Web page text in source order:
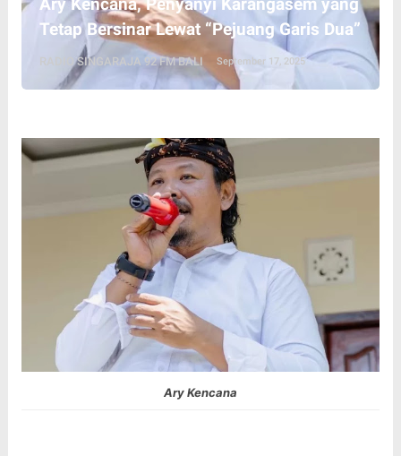
Tetap Bersinar Lewat “Pejuang Garis Dua”
RADIO SINGARAJA 92 FM BALI September 17, 2025
Ary Kencana